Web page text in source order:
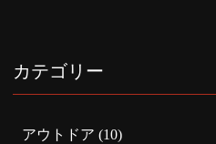
カテゴリー
アウトドア (10)